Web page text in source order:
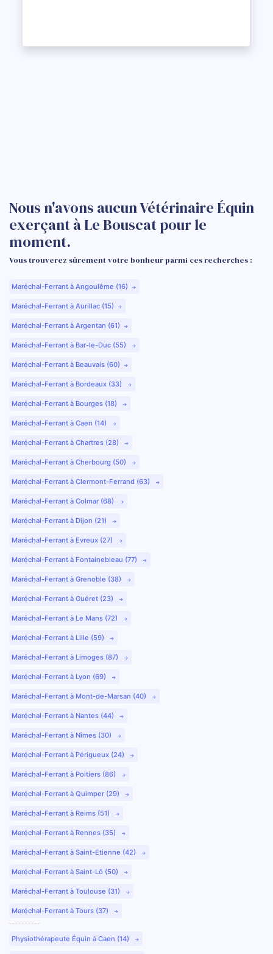
Nous n'avons aucun Vétérinaire Équin
exerçant à Le Bouscat pour le
moment.
Vous trouverez sûrement votre bonheur parmi ces recherches :
Maréchal-Ferrant à Angoulême (16)
Maréchal-Ferrant à Aurillac (15)
Maréchal-Ferrant à Argentan (61)
Maréchal-Ferrant à Bar-le-Duc (55)
Maréchal-Ferrant à Beauvais (60)
Maréchal-Ferrant à Bordeaux (33)
Maréchal-Ferrant à Bourges (18)
Maréchal-Ferrant à Caen (14)
Maréchal-Ferrant à Chartres (28)
Maréchal-Ferrant à Cherbourg (50)
Maréchal-Ferrant à Clermont-Ferrand (63)
Maréchal-Ferrant à Colmar (68)
Maréchal-Ferrant à Dijon (21)
Maréchal-Ferrant à Evreux (27)
Maréchal-Ferrant à Fontainebleau (77)
Maréchal-Ferrant à Grenoble (38)
Maréchal-Ferrant à Guéret (23)
Maréchal-Ferrant à Le Mans (72)
Maréchal-Ferrant à Lille (59)
Maréchal-Ferrant à Limoges (87)
Maréchal-Ferrant à Lyon (69)
Maréchal-Ferrant à Mont-de-Marsan (40)
Maréchal-Ferrant à Nantes (44)
Maréchal-Ferrant à Nîmes (30)
Maréchal-Ferrant à Périgueux (24)
Maréchal-Ferrant à Poitiers (86)
Maréchal-Ferrant à Quimper (29)
Maréchal-Ferrant à Reims (51)
Maréchal-Ferrant à Rennes (35)
Maréchal-Ferrant à Saint-Etienne (42)
Maréchal-Ferrant à Saint-Lô (50)
Maréchal-Ferrant à Toulouse (31)
Maréchal-Ferrant à Tours (37)
Physiothérapeute Équin à Caen (14)